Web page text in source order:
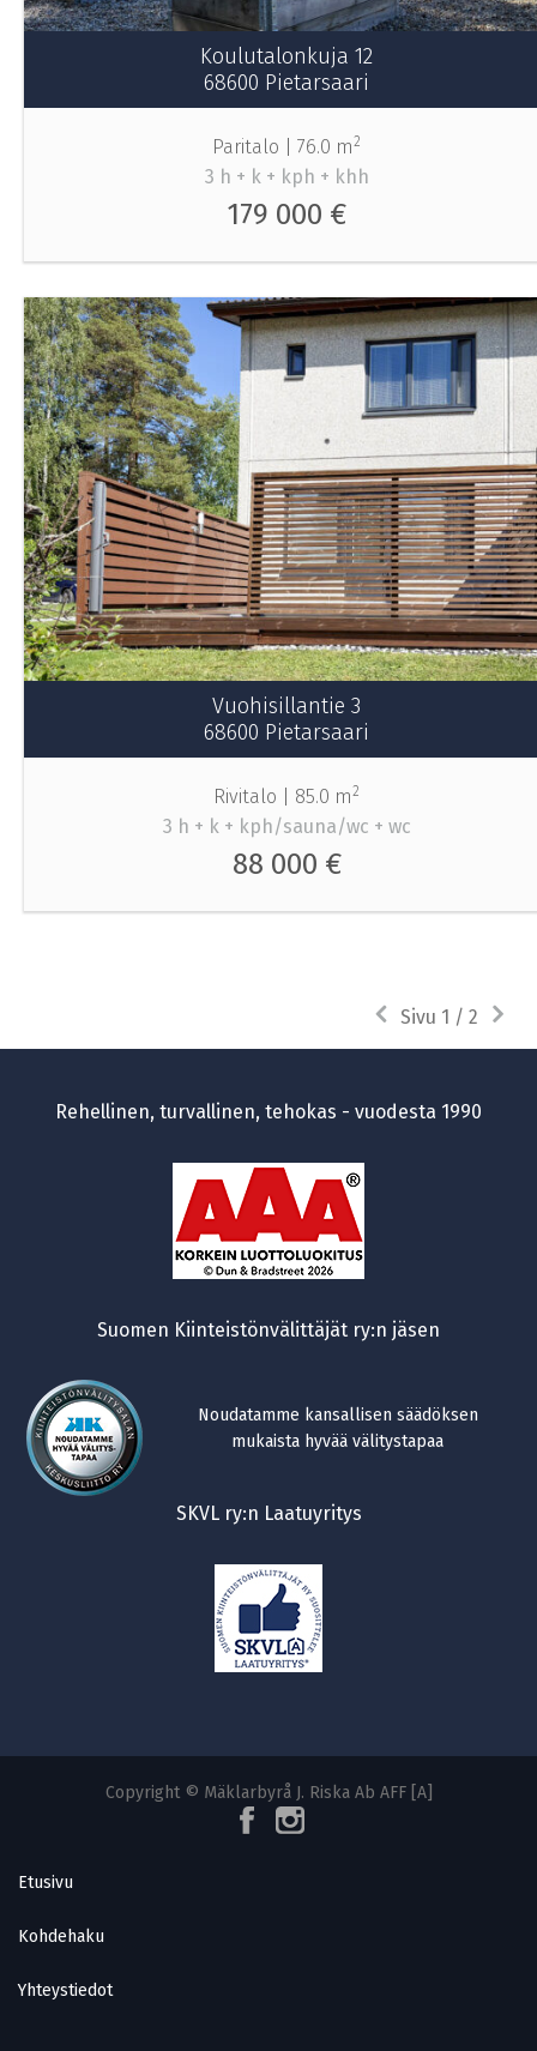
Koulutalonkuja 12
68600 Pietarsaari
Paritalo | 76.0 m2
3 h + k + kph + khh
179 000 €
Vuohisillantie 3
68600 Pietarsaari
Rivitalo | 85.0 m2
3 h + k + kph/sauna/wc + wc
88 000 €
Edellinen
Sivu 1 / 2
Rehellinen, turvallinen, tehokas - vuodesta 1990
Suomen Kiinteistönvälittäjät ry:n jäsen
Noudatamme kansallisen säädöksen
mukaista hyvää välitystapaa
SKVL ry:n Laatuyritys
Copyright © Mäklarbyrå J. Riska Ab AFF [A]
Etusivu
Kohdehaku
Yhteystiedot